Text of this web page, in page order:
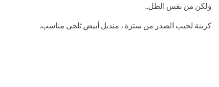
ولكن من نفس الظل..
كزينة لجيب الصدر من سترة ، منديل أبيض ثلجي مناسب.